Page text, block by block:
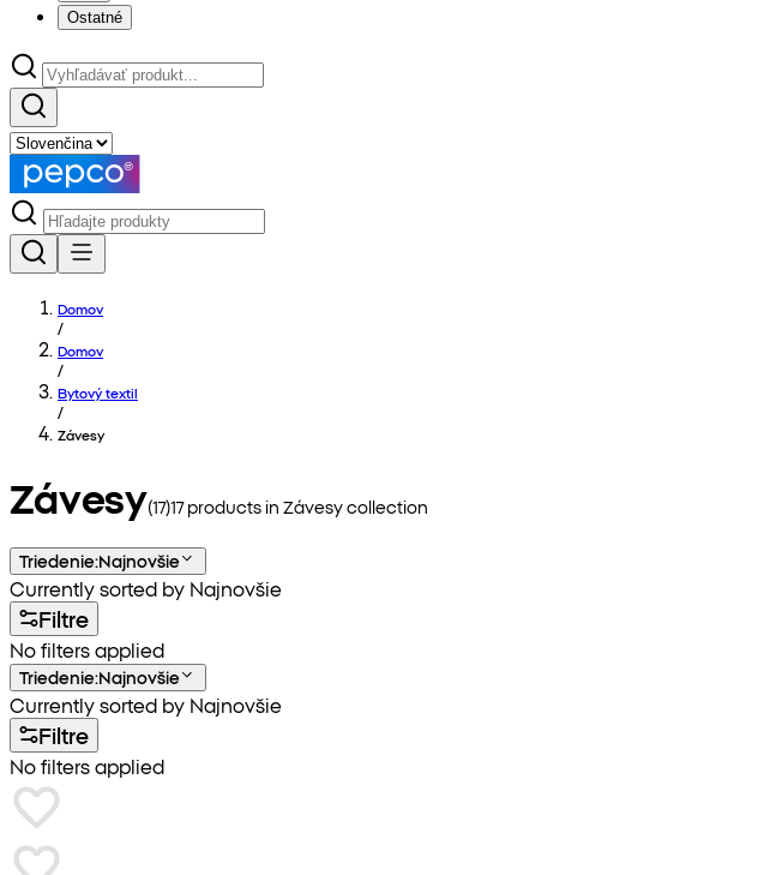
Ostatné
Domov
/
Domov
/
Bytový textil
/
Závesy
Závesy(17)17products inZávesycollection
Triedenie:Najnovšie
Currently sorted by Najnovšie
Filtre
No filters applied
Triedenie:Najnovšie
Currently sorted by Najnovšie
Filtre
No filters applied